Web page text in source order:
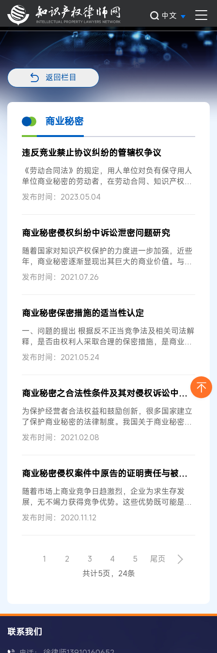
中文
返回栏目
商业秘密
违反竞业禁止协议纠纷的管辖权争议
《劳动合同法》的规定，用人单位对负有保守用人
单位商业秘密的劳动者，在劳动合同、知识产权权
利归属协议或技术保密协议中可以约...
发布时间：2023.05.04
商业秘密侵权纠纷中诉讼泄密问题研究
随着国家对知识产权保护的力度进一步加强，近些
年，商业秘密逐渐显现出其巨大的商业价值。与此
同时，商业秘密侵权案件的数量也呈...
发布时间：2021.07.26
商业秘密保密措施的适当性认定
一、问题的提出 根据反不正当竞争法及相关司法解
释，是否由权利人采取合理的保密措施，是商业信
息构成商业秘密，获得反不正当竞争...
发布时间：2021.05.24
商业秘密之合法性条件及其对侵权诉讼中原被告双方的启示
为保护经营者合法权益和鼓励创新，很多国家建立
了保护商业秘密的法律制度。我国关于商业秘密保
护的民事法律制度，主要体现在《反...
发布时间：2021.02.08
商业秘密侵权案件中原告的证明责任与被告的抗辩逻辑
随着市场上商业竞争日趋激烈，企业为求生存发
展，无不竭力获得竞争优势。这些优势既可能是技
术性能优势，也可能是成本优势，或是...
发布时间：2020.11.12
1 2 3 4 5
尾页
共计5页，24条
联系我们